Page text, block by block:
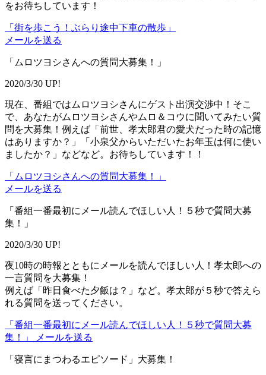
をお待ちしています！
「街を歩こう！ぶらり途中下車の散歩」
メールを送る
「ムロツヨシさんへの質問大募集！」
2020/3/30 UP!
現在、番組ではムロツヨシさんにゲスト出演交渉中！そこ
で、あなたがムロツヨシさんやムロ＆コウに聞いてみたい質
問を大募集！例えば「前世、孝太郎君の愛犬だった時の記憶
はありますか？」「小泉父からいただいたお年玉は何に使い
ましたか？」などなど。お待ちしています！！
「ムロツヨシさんへの質問大募集！」
メールを送る
「番組一番最初にメール読んでほしい人！５秒で質問大募
集！」
2020/3/30 UP!
夜10時の時報とともにメールを読んでほしい人！孝太郎への
一言質問を大募集！
例えば「昨日食べた夕飯は？」など。孝太郎が５秒で答えら
れる質問を送ってください。
「番組一番最初にメール読んでほしい人！５秒で質問大募
集！」 メールを送る
「寝言にまつわるエピソード」大募集！